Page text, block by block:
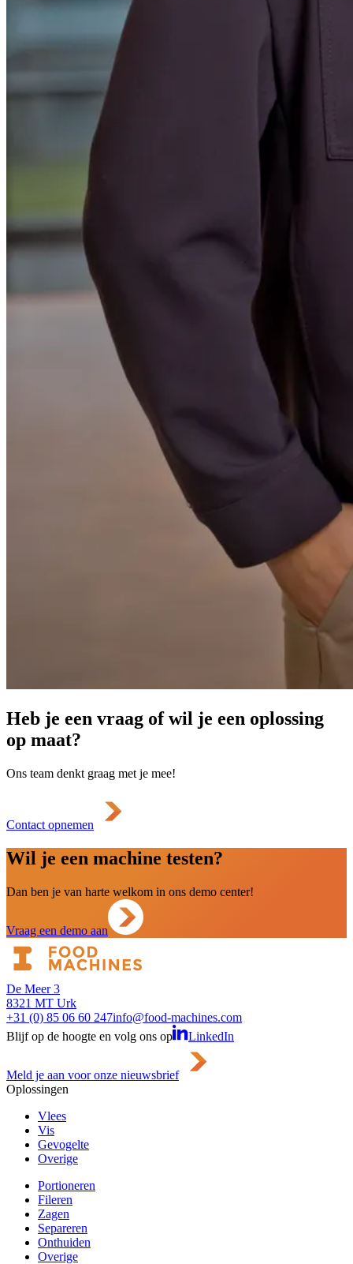
Heb je een vraag of wil je een oplossing
op maat?
Ons team denkt graag met je mee!
Contact opnemen
Wil je een machine testen?
Dan ben je van harte welkom in ons demo center!
Vraag een demo aan
De Meer 3
8321 MT Urk
+31 (0) 85 06 60 247info@food-machines.com
Blijf op de hoogte en volg ons op
LinkedIn
Meld je aan voor onze nieuwsbrief
Oplossingen
Vlees
Vis
Gevogelte
Overige
Portioneren
Fileren
Zagen
Separeren
Onthuiden
Overige